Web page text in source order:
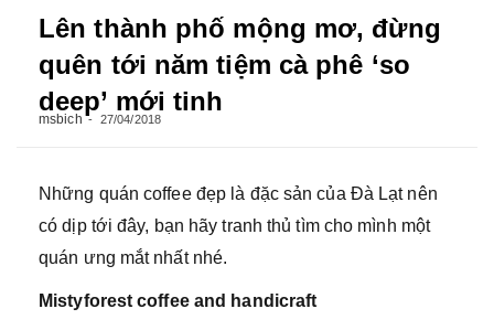
Lên thành phố mộng mơ, đừng
quên tới năm tiệm cà phê ‘so
deep’ mới tinh
msbich 27/04/2018
Những quán coffee đẹp là đặc sản của Đà Lạt nên
có dịp tới đây, bạn hãy tranh thủ tìm cho mình một
quán ưng mắt nhất nhé.
Mistyforest coffee and handicraft